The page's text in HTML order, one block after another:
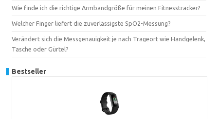
Wie finde ich die richtige Armbandgröße für meinen Fitnesstracker?
Welcher Finger liefert die zuverlässigste SpO2-Messung?
Verändert sich die Messgenauigkeit je nach Trageort wie Handgelenk,
Tasche oder Gürtel?
Bestseller